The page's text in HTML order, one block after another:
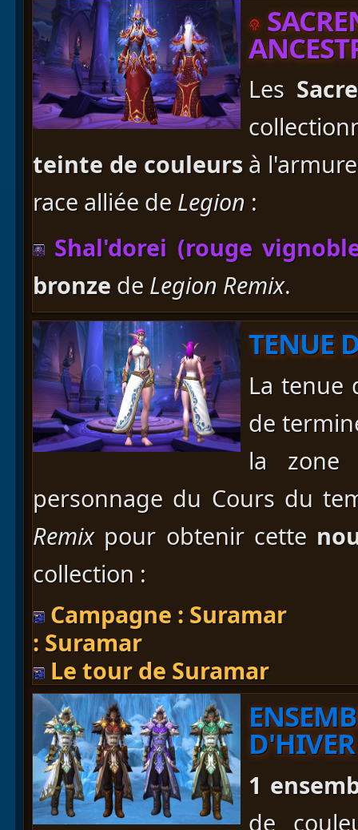
Les
teinte de couleursà
race alliée de Legion :
Shal'dorei (rouge
bronze de Legion Remix.
TENUE
La tenue
de
la
personnage du Cours du
Remixpour obtenir cette
collection :
Campagne : Suramar
: Suramar
Le tour de Suramar
D'HIVER
1
de